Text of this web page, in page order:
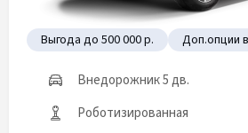
Выгода до 500 000 р. Доп.опции
Внедорожник 5 дв.
Роботизированная